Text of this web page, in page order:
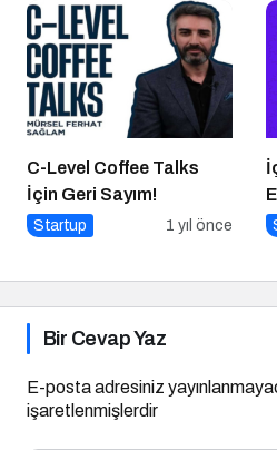
C-Level Coffee Talks
İçin Geri Sayım!
Startup 1 yıl önce
Bir Cevap Yaz
E-posta adresiniz
işaretlenmişlerdir